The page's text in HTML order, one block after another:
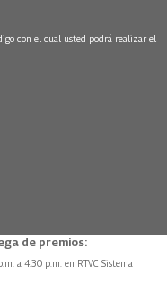
con el cual usted podrá realizar el
de premios:
a 4:30 p.m. en RTVC Sistema